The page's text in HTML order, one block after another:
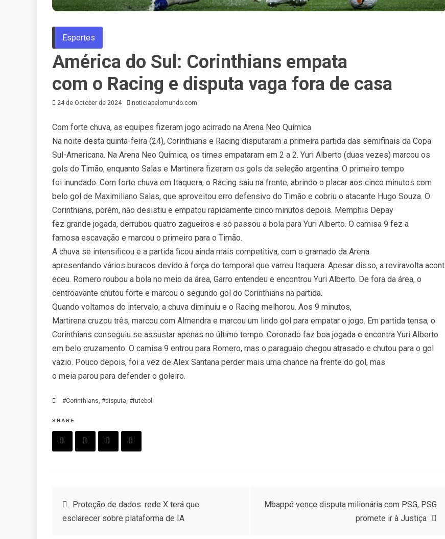
Esportes
América do Sul: Corinthians empata
com o Racing e disputa vaga fora de casa
24 de October de 2024 noticiapelomundo.com
Com forte chuva, as equipes fizeram jogo acirrado na Arena Neo Química
Na noite desta quinta-feira (24), Corinthians e Racing disputaram a primeira partida das semifinais da Copa
Sul-Americana. Na Arena Neo Química, os times empataram em 2 a 2. Yuri Alberto (duas vezes) marcou os
gols do Timão, enquanto Salas e Martinera fizeram os gols da seleção argentina. O primeiro tempo
foi inundado. Com forte chuva em Itaquera, o Racing saiu na frente, abrindo o placar aos cinco minutos com
belo gol de Maximiliano Salas, que aproveitou erro defensivo do Timão e cobriu o atacante Hugo Souza. O
Corinthians, porém, não desistiu e empatou rapidamente cinco minutos depois. Memphis Depay
fez grande jogada, derrubou quatro zagueiros e só passou a bola para Yuri Alberto. O camisa 9 fez a
famosa escavação e marcou o primeiro para o Timão.
A chuva se intensificou e a partida ficou ainda mais competitiva, com o gramado da Arena
apresentando vários buracos devido à força do temporal que varreu Itaquera. Apesar disso, a reviravolta acont
eceu. Romero roubou a bola no meio da área, Garro entendeu e encontrou Yuri Alberto. De fora da área, o
centroavante chutou forte e marcou o segundo gol do Corinthians na partida.
Quando voltamos do intervalo, a chuva diminuiu e o Racing melhorou. Aos 9 minutos,
Martirena cruzou três, marcou com Almendra e marcou um lindo gol para empatar o jogo. Em partida tensa, o
Corinthians conseguiu se assustar apenas no último tempo. Coronado faz boa jogada e encontra Yuri Alberto
em belo cruzamento. O camisa 9 entrou para Romero, mas o paraguaio chegou atrasado e chutou para o gol
vazio. Pouco depois, foi a vez de Alex Santana perder mais uma chance na frente do gol, mas
o meia parou para defender o goleiro.
#Corinthians, #disputa, #futebol
SHARE
e
t
e
e
Post
navigation
Proteção de dados: rede X terá que
esclarecer sobre plataforma de IA
Mbappé vence disputa milionária com PSG, PSG
promete ir à Justiça